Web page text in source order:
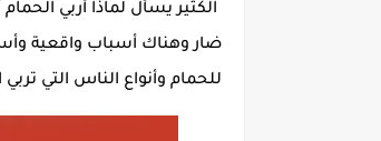
الكثير يسأل لماذا أربي
ضار وهناك أسباب واقعية
للحمام وأنواع الناس التي